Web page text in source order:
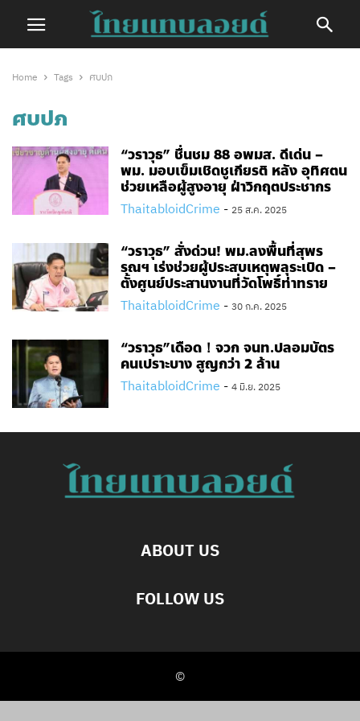
Home Tags ศบปภ
ศบปภ
“วราวุธ” ชื่นชม 88 อพมส. ดีเด่น –
พม. มอบเข็มเชิดชูเกียรติ หลัง อุทิศตน
ช่วยเหลือผู้สูงอายุ ฝ่าวิกฤตประชากร
ThaitabloidCrime - 25 ส.ค. 2025
“วราวุธ” สั่งด่วน! พม.ลงพื้นที่สุพร
รณฯ เร่งช่วยผู้ประสบเหตุพลุระเบิด –
ตั้งศูนย์ประสานงานที่วัดโพธิ์ท่าทราย
ThaitabloidCrime - 30 ก.ค. 2025
“วราวุธ”เดือด！จวก จนท.ปลอมบัตร
คนเปราะบาง สูญกว่า 2 ล้าน
ThaitabloidCrime - 4 มิ.ย. 2025
ABOUT US
FOLLOW US
©